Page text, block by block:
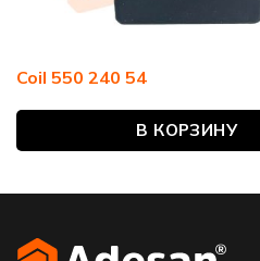
Coil 550 240 54
В КОРЗИНУ